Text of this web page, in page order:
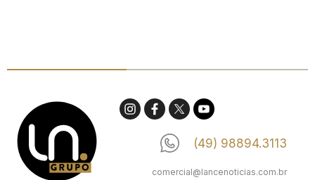
(49) 98894.3113
comercial@lancenoticias.com.br